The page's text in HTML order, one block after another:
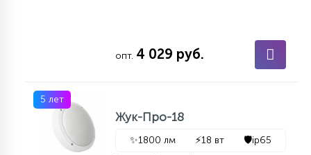
опт. 4 029 руб.
5 лет
Жук-Про-18
✨1800 лм ⚡18 вт 🛡️ip65